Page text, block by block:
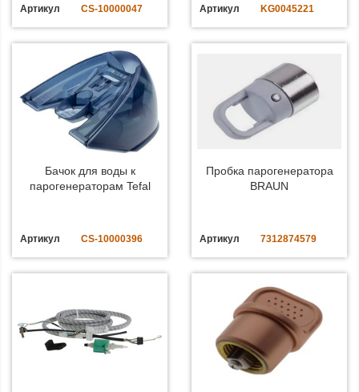
Артикул CS-10000047 Артикул KG0045221
Бачок для воды к
парогенераторам Tefal
Артикул CS-10000396
Пробка парогенератора
BRAUN
Артикул 7312874579